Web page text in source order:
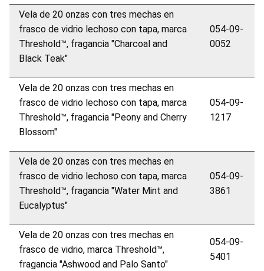
Vela de 20 onzas con tres mechas en
frasco de vidrio lechoso con tapa, marca
Threshold™, fragancia "Charcoal and
Black Teak"
054-09-
0052
Vela de 20 onzas con tres mechas en
frasco de vidrio lechoso con tapa, marca
Threshold™, fragancia "Peony and Cherry
Blossom"
054-09-
1217
Vela de 20 onzas con tres mechas en
frasco de vidrio lechoso con tapa, marca
Threshold™, fragancia "Water Mint and
Eucalyptus"
054-09-
3861
Vela de 20 onzas con tres mechas en
frasco de vidrio, marca Threshold™,
fragancia "Ashwood and Palo Santo"
054-09-
5401